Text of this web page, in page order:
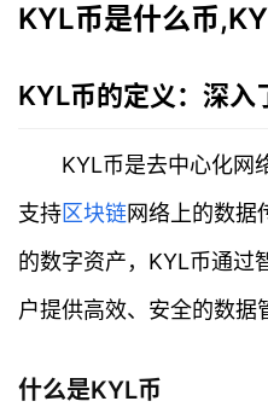
KYL币是什么币
KYL币的定义：深入
KYL币是去中心化网
支持区块链网络上的数据
的数字资产，KYL币通过
户提供高效、安全的数据
什么是KYL币